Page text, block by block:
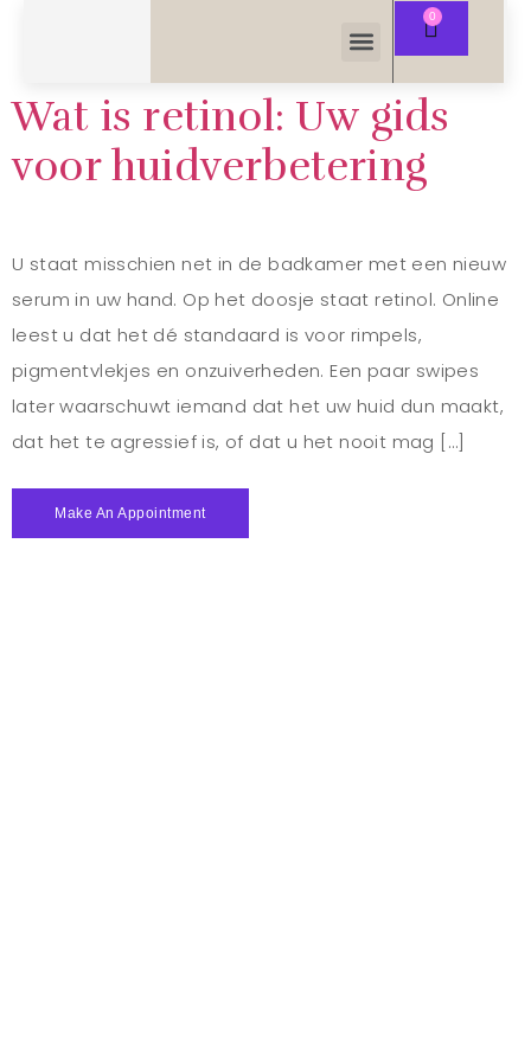
Wat is retinol: Uw gids
voor huidverbetering
U staat misschien net in de badkamer met een nieuw
serum in uw hand. Op het doosje staat retinol. Online
leest u dat het dé standaard is voor rimpels,
pigmentvlekjes en onzuiverheden. Een paar swipes
later waarschuwt iemand dat het uw huid dun maakt,
dat het te agressief is, of dat u het nooit mag […]
Make An Appointment